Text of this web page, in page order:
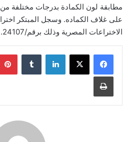
مطابقة لون الكمادة بدرجات مختلفة
على غلاف الكماده. وسجل المبتكر
الاختراعات المصرية وذلك برقم/24107.
لينكدإن